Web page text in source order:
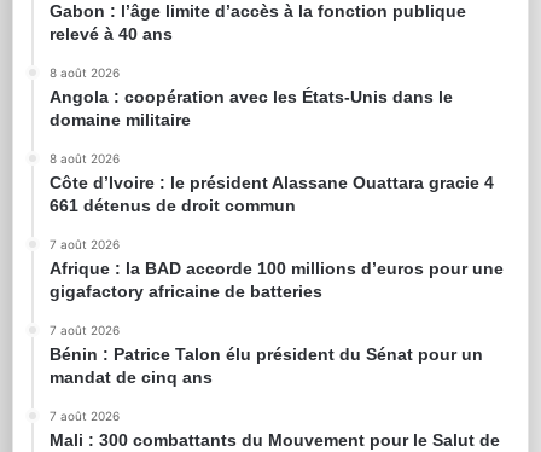
Gabon : l’âge limite d’accès à la fonction publique
relevé à 40 ans
8 août 2026
Angola : coopération avec les États-Unis dans le
domaine militaire
8 août 2026
Côte d’Ivoire : le président Alassane Ouattara gracie 4
661 détenus de droit commun
7 août 2026
Afrique : la BAD accorde 100 millions d’euros pour une
gigafactory africaine de batteries
7 août 2026
Bénin : Patrice Talon élu président du Sénat pour un
mandat de cinq ans
7 août 2026
Mali : 300 combattants du Mouvement pour le Salut de